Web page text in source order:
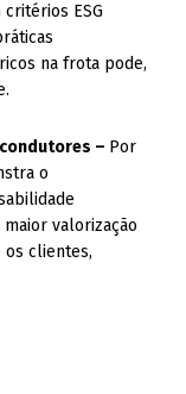
ESG
na frota pode,
– Por
o
valorização
os clientes,